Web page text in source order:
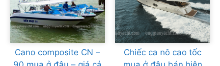
Cano composite CN –
Chiếc ca nô cao tốc